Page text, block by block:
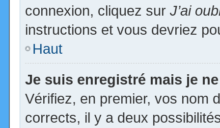
connexion, cliquez sur J’ai
instructions et vous devriez
Haut
Je suis enregistré mais je
Vérifiez, en premier, vos nom
corrects, il y a deux